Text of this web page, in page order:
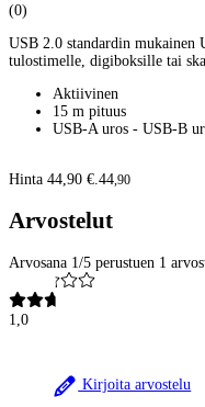
(0)
USB 2.0 standardin mukainen
tulostimelle, digiboksille tai
Aktiivinen
15 m pituus
USB-A uros - USB-B
Hinta 44,90 €. 44,90
Arvostelut
Arvosana 1/5 perustuen 1
1,0
Kirjoita arvostelu